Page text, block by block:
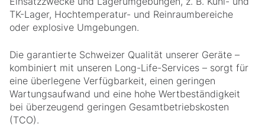
TK-Lager, Hochtemperatur- und Reinraumbereiche
oder explosive Umgebungen.
Die garantierte Schweizer Qualität unserer Geräte –
kombiniert mit unseren Long-Life-Services – sorgt für
eine überlegene Verfügbarkeit, einen geringen
Wartungsaufwand und eine hohe Wertbeständigkeit
bei überzeugend geringen Gesamtbetriebskosten
(TCO).